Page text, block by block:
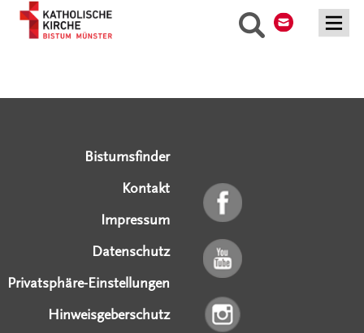
Suche
Bistumsfinder
Kontakt
Impressum
Datenschutz
Privatsphäre-Einstellungen
Hinweisgeberschutz